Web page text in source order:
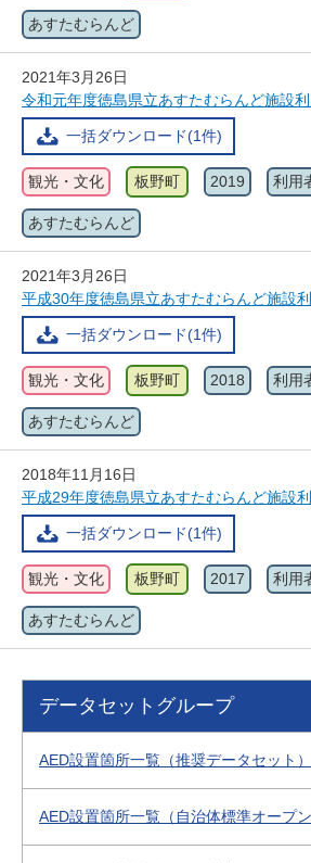
あすたむらんど
2021年3月26日
令和元年度徳島県立あすたむらんど施設
一括ダウンロード(1件)
観光・文化 板野町 2019 利用
あすたむらんど
2021年3月26日
平成30年度徳島県立あすたむらんど施設
一括ダウンロード(1件)
観光・文化 板野町 2018 利用
あすたむらんど
2018年11月16日
平成29年度徳島県立あすたむらんど施設
一括ダウンロード(1件)
観光・文化 板野町 2017 利用
あすたむらんど
データセットグループ
AED設置箇所一覧（推奨データセット）
AED設置箇所一覧（自治体標準オープ